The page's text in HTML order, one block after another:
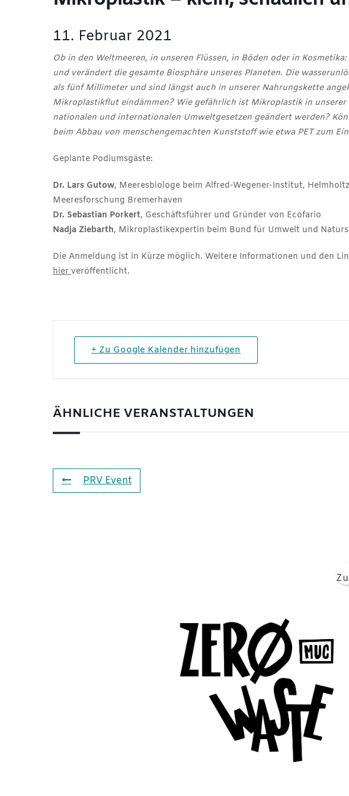
11. Februar 2021
Ob in den Weltmeeren, in unseren Flüssen, in Böden oder in
und verändert die gesamte Biosphäre unseres Planeten. Die
als fünf Millimeter und sind längst auch in unserer Nahrungskette
Mikroplastikflut eindämmen? Wie gefährlich ist Mikroplastik in unserer
nationalen und internationalen Umweltgesetzen geändert werden?
beim Abbau von menschengemachten Kunststoff wie etwa PET zum
Geplante Podiumsgäste:
Dr. Lars Gutow, Meeresbiologe beim Alfred-Wegener-Institut,
Meeresforschung Bremerhaven
Dr. Sebastian Porkert, Geschäftsführer und Gründer von Ecofario
Nadja Ziebarth, Mikroplastikexpertin beim Bund für Umwelt und
Die Anmeldung ist in Kürze möglich. Weitere Informationen und den
hierveröffentlicht.
+ Zu Google Kalender hinzufügen
ÄHNLICHE VERANSTALTUNGEN
PRV Event